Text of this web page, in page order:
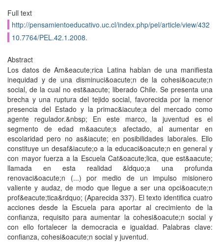
Full text
http://pensamientoeducativo.uc.cl/index.php/pel/article/view/432
10.7764/PEL.42.1.2008.
Abstract
Los datos de Am&eacute;rica Latina hablan de una manifiesta
inequidad y de una disminuci&oacute;n de la cohesi&oacute;n
social, de la cual no est&aacute; liberado Chile. Se presenta una
brecha y una ruptura del tejido social, favorecida por la menor
presencia del Estado y la primac&iacute;a del mercado como
agente regulador.&nbsp; En este marco, la juventud es el
segmento de edad m&aacute;s afectado, al aumentar en
escolaridad pero no as&iacute; en posibilidades laborales. Ello
constituye un desaf&iacute;o a la educaci&oacute;n en general y
con mayor fuerza a la Escuela Cat&oacute;lica, que est&aacute;
llamada en esta realidad &ldquo;a una profunda
renovaci&oacute;n (...) por medio de un impulso misionero
valiente y audaz, de modo que llegue a ser una opci&oacute;n
prof&eacute;tica&rdquo; (Aparecida 337). El texto identifica cuatro
acciones desde la Escuela para aportar al crecimiento de la
confianza, requisito para aumentar la cohesi&oacute;n social y
con ello fortalecer la democracia e igualdad. Palabras clave:
confianza, cohesi&oacute;n social y juventud.